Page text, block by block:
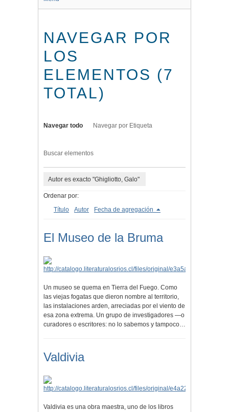
NAVEGAR POR
LOS
ELEMENTOS (7
TOTAL)
Navegar todo Navegar por Etiqueta
Buscar elementos
Autor es exacto "Ghigliotto, Galo"
Ordenar por:
Título
Autor Fecha de agregación
El Museo de la Bruma
Un museo se quema en Tierra del Fuego. Como
las viejas fogatas que dieron nombre al territorio,
las instalaciones arden, arreciadas por el viento de
esa zona extrema. Un grupo de investigadores —o
curadores o escritores: no lo sabemos y tampoco…
Valdivia
Valdivia es una obra maestra, uno de los libros